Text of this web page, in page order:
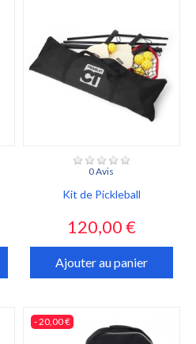
0 Avis
Kit de Pickleball
Prix
120,00 €
Ajouter au panier
- 20,00 €